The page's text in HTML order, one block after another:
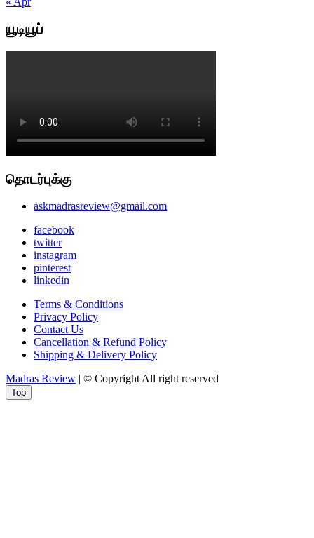
யூடியூப்
தொடர்புக்கு
askmadrasreview@gmail.com
facebook
twitter
instagram
pinterest
linkedin
Terms & Conditions
Privacy Policy
Contact Us
Cancellation & Refund Policy
Shipping & Delivery Policy
Madras Review | © Copyright All right reserved
Top